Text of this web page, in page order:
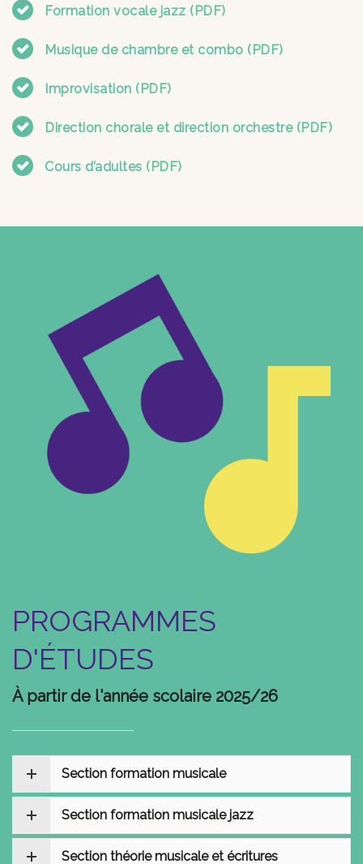
Formation vocale jazz (PDF)
Musique de chambre et combo (PDF)
Improvisation (PDF)
Direction chorale et direction orchestre (PDF)
Cours d’adultes (PDF)
PROGRAMMES
D'ÉTUDES
À partir de l'année scolaire 2025/26
Section formation musicale
Section formation musicale jazz
Section théorie musicale et écritures